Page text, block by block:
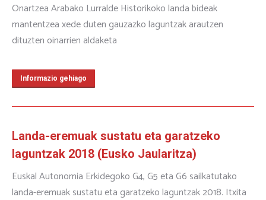
Onartzea Arabako Lurralde Historikoko landa bideak
mantentzea xede duten gauzazko laguntzak arautzen
dituzten oinarrien aldaketa
Informazio gehiago
Landa-eremuak sustatu eta garatzeko
laguntzak 2018 (Eusko Jaularitza)
Euskal Autonomia Erkidegoko G4, G5 eta G6 sailkatutako
landa-eremuak sustatu eta garatzeko laguntzak 2018. Itxita